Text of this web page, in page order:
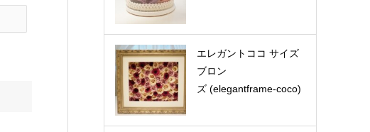
エレガントココ サイズ
ブロン
ズ (elegantframe-coco)